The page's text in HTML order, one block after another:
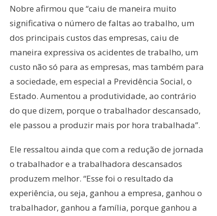
Nobre afirmou que “caiu de maneira muito
significativa o número de faltas ao trabalho, um
dos principais custos das empresas, caiu de
maneira expressiva os acidentes de trabalho, um
custo não só para as empresas, mas também para
a sociedade, em especial a Previdência Social, o
Estado. Aumentou a produtividade, ao contrário
do que dizem, porque o trabalhador descansado,
ele passou a produzir mais por hora trabalhada”.
Ele ressaltou ainda que com a redução de jornada
o trabalhador e a trabalhadora descansados
produzem melhor. “Esse foi o resultado da
experiência, ou seja, ganhou a empresa, ganhou o
trabalhador, ganhou a família, porque ganhou a